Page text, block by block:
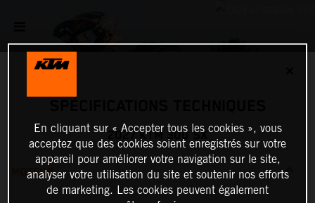
2027 KTM 300 SX
MOTEUR
En cliquant sur « Accepter tous les cookies », vous
acceptez que des cookies soient enregistrés sur votre
appareil pour améliorer votre navigation sur le site,
analyser votre utilisation du site et soutenir nos efforts
de marketing. Les cookies peuvent également